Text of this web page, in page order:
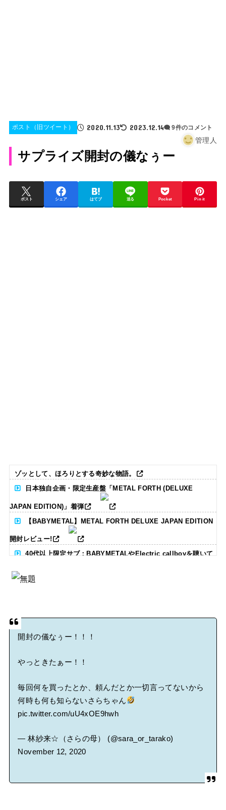
ポスト（旧ツイート） 2020.11.13 2023.12.14 9件のコメント
管理人
サプライズ開封の儀なぅー
ポスト シェア はてブ 送る Pocket Pin it
ゾッとして、ほろりとする奇妙な物語。
日本独自企画・限定生産盤「METAL FORTH (DELUXE
JAPAN EDITION)」着弾
【BABYMETAL】METAL FORTH DELUXE JAPAN EDITION
開封レビュー!
40代以上限定サブ：BABYMETALやElectric callboyを聴いて
る人いる？ 【海外の反応】
タワーレコード新宿店にてBABYMETALのパネル展が開催中
開封の儀なぅー！！！
やっときたぁー！！
毎回何を買ったとか、頼んだとか一切言ってないから
何時も何も知らないさらちゃん
pic.twitter.com/uU4xOE9hwh
— 林紗来☆（さらの母） (@sara_or_tarako)
November 12, 2020